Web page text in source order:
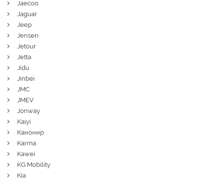
Jaecoo
Jaguar
Jeep
Jensen
Jetour
Jetta
Jidu
Jinbei
JMC
JMEV
Jonway
Kaiyi
Канонир
Karma
Kawei
KG Mobility
Kia